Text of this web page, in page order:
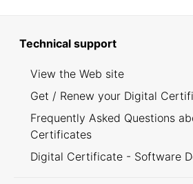
Technical support
View the Web site
Get / Renew your Digital
Frequently Asked Questions
Certificates
Digital Certificate - Software